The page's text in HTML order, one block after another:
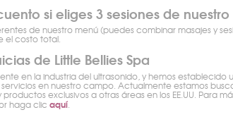
si eliges 3 sesiones de
de nuestro menú (puedes combinar masajes y
el costo total.
de Little Bellies Spa
en la industria del ultrasonido, y hemos establecido
en nuestro campo. Actualmente estamos
exclusivos a otras áreas en los EE.UU. Para
haga clic aquí.